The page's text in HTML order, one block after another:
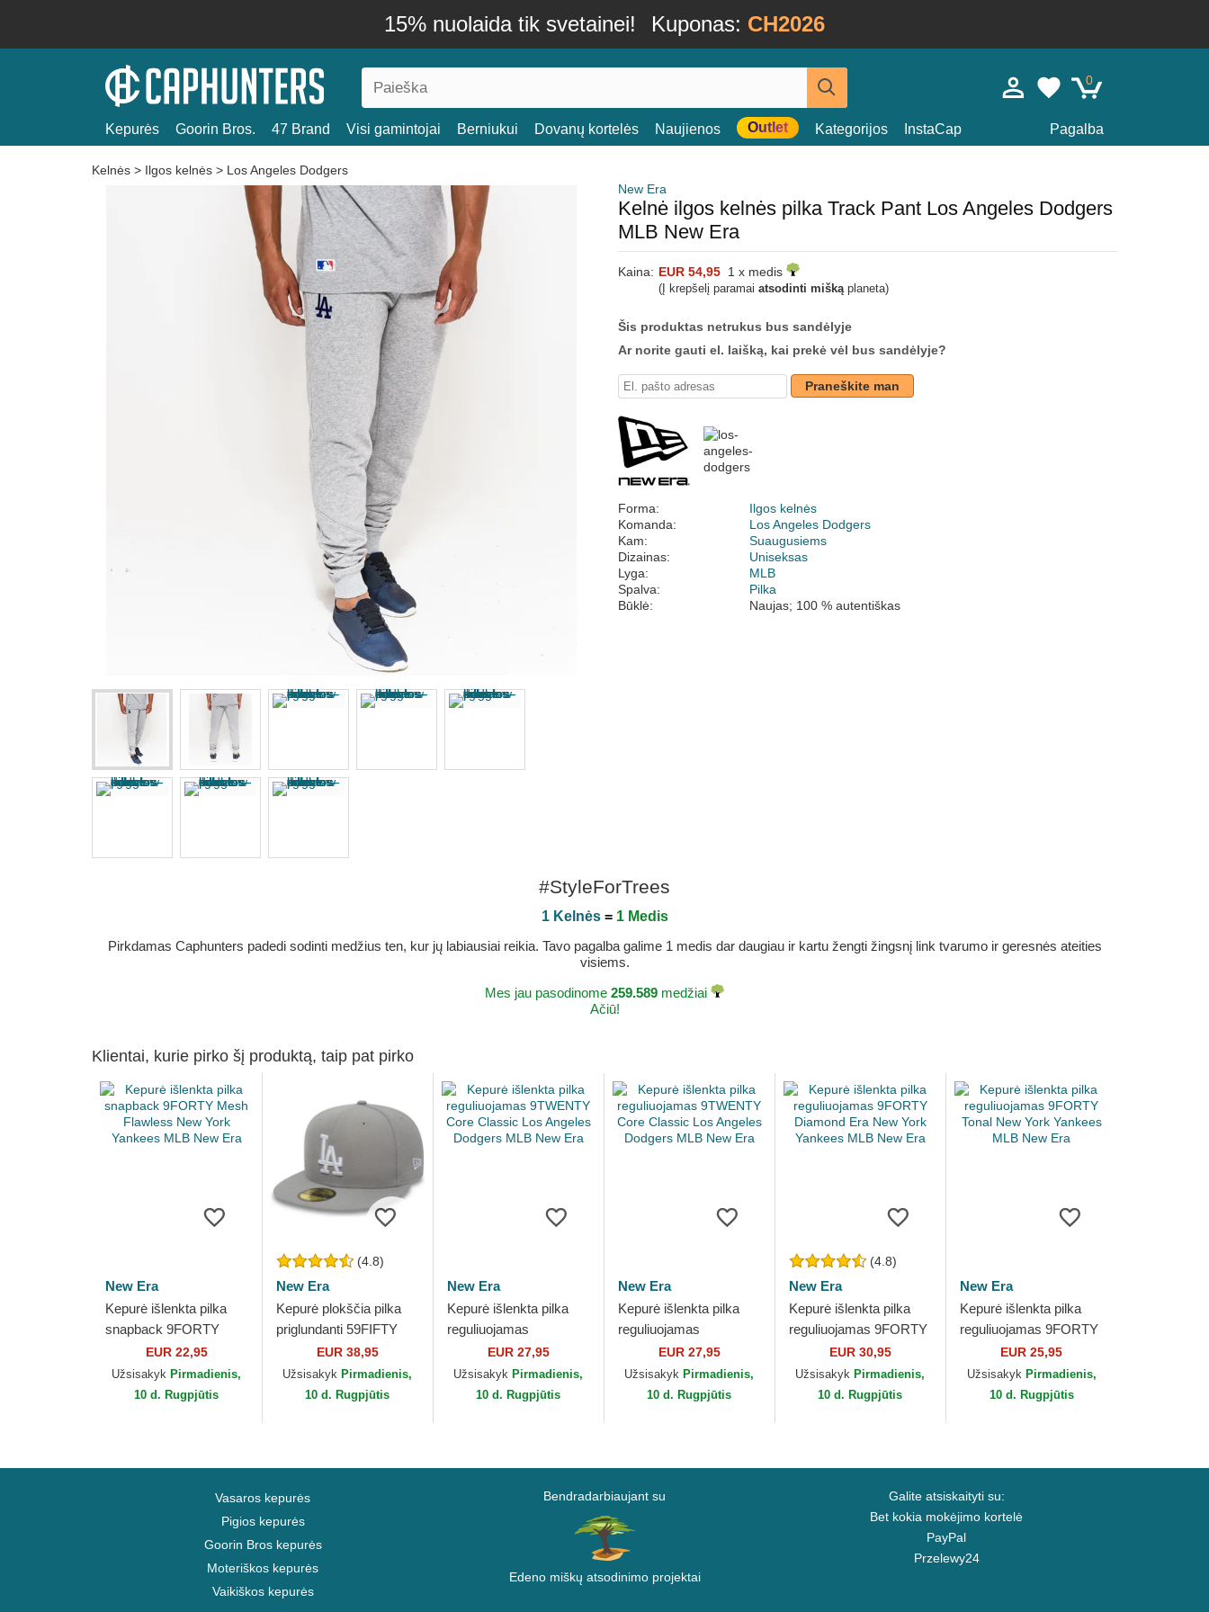
15% nuolaida tik svetainei! Kuponas: CH2026
0
Kepurės Goorin Bros. 47 Brand Visi gamintojai Berniukui Dovanų kortelės Naujienos Outlet Kategorijos InstaCap Pagalba
Kelnės > Ilgos kelnės > Los Angeles Dodgers
New Era
Kelnė ilgos kelnės pilka Track Pant Los Angeles Dodgers
MLB New Era
Kaina: EUR 54,95 1 x medis
(Į krepšelį paramai atsodinti miškąplaneta)
Šis produktas netrukus bus sandėlyje
Ar norite gauti el. laišką, kai prekė vėl bus sandėlyje?
Praneškite man
Forma:
Ilgos kelnės
Komanda:
Los Angeles Dodgers
Kam:
Suaugusiems
Dizainas:
Uniseksas
Lyga:
MLB
Spalva:
Pilka
Būklė:
Naujas; 100 % autentiškas
#StyleForTrees
1 Kelnės= 1 Medis
Pirkdamas Caphunters padedi sodinti medžius ten, kur jų labiausiai reikia. Tavo pagalba galime 1 medis dar daugiau ir kartu žengti žingsnį link tvarumo ir geresnės ateities
visiems.
Mes jau pasodinome 259.589 medžiai
Ačiū!
Klientai, kurie pirko šį produktą, taip pat pirko
New Era
Kepurė išlenkta pilka
snapback 9FORTY
Mesh Flawless New
York Yankees MLB
New Era
EUR 22,95
Užsisakyk Pirmadienis,
10 d. Rugpjūtis
(4.8)
New Era
Kepurė plokščia pilka
priglundanti 59FIFTY
Essential Los Angeles
Dodgers MLB New Era
EUR 38,95
Užsisakyk Pirmadienis,
10 d. Rugpjūtis
New Era
Kepurė išlenkta pilka
reguliuojamas
9TWENTY Core
Classic Los Angeles
Dodgers MLB New Era
EUR 27,95
Užsisakyk Pirmadienis,
10 d. Rugpjūtis
New Era
Kepurė išlenkta pilka
reguliuojamas
9TWENTY Core
Classic Los Angeles
Dodgers MLB New Era
EUR 27,95
Užsisakyk Pirmadienis,
10 d. Rugpjūtis
(4.8)
New Era
Kepurė išlenkta pilka
reguliuojamas 9FORTY
Diamond Era New York
Yankees MLB New Era
EUR 30,95
Užsisakyk Pirmadienis,
10 d. Rugpjūtis
New Era
Kepurė išlenkta pilka
reguliuojamas 9FORTY
Tonal New York
Yankees MLB New Era
EUR 25,95
Užsisakyk Pirmadienis,
10 d. Rugpjūtis
Vasaros kepurės
Pigios kepurės
Goorin Bros kepurės
Moteriškos kepurės
Vaikiškos kepurės
Bendradarbiaujant su
Edeno miškų atsodinimo projektai
Galite atsiskaityti su:
Bet kokia mokėjimo kortelė
PayPal
Przelewy24